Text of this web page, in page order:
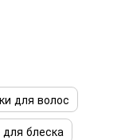
для волос
блеска